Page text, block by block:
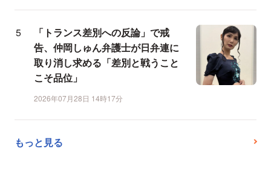
「トランス差別への反論」で戒
告、仲岡しゅん弁護士が日弁連に
取り消し求める「差別と戦うこと
こそ品位」
2026年07月28日 14時17分
もっと見る